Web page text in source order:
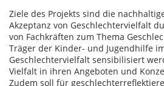
Ziele des Projekts sind die
Akzeptanz von Geschlechtervielfalt
von Fachkräften zum Thema
Träger der Kinder- und Jugendhilfe
Geschlechtervielfalt sensibilisiert
Vielfalt in ihren Angeboten und
Zudem soll für